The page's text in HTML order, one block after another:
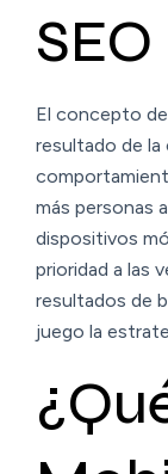
El concepto de
resultado de
más personas
dispositivos
prioridad a las
resultados de
juego la